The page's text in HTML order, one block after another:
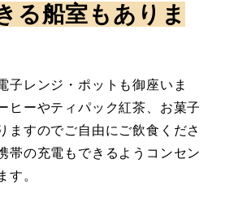
る船室もありま
子レンジ・ポットも御座いま
ヒーやティパック紅茶、お菓子
ますのでご自由にご飲食くださ
帯の充電もできるようコンセン
す。